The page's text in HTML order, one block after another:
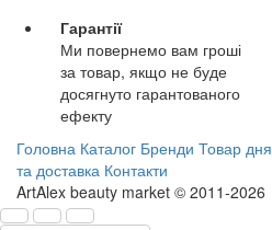
Гарантії
Ми повернемо вам гроші
за товар, якщо не буде
досягнуто гарантованого
ефекту
Головна Каталог Бренди Товар дня
та доставка Контакти
ArtAlex beauty market © 2011-2026